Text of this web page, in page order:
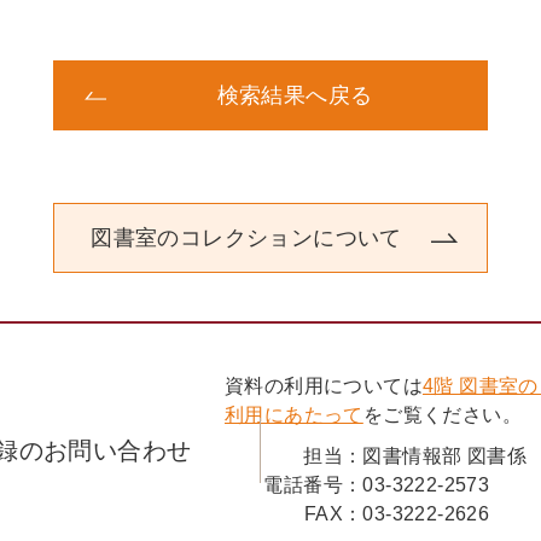
検索結果へ戻る
図書室のコレクションについて
のお問い合わせ
資料の利用については4階 図書室
利用にあたって をご覧ください。
担当： 図書情報部 図書係
電話番号：03-3222-2573
FAX：03-3222-2626